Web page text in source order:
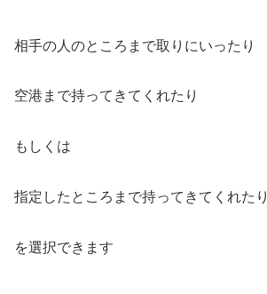
相手の人のところまで取りにいったり
空港まで持ってきてくれたり
もしくは
指定したところまで持ってきてくれたり
を選択できます